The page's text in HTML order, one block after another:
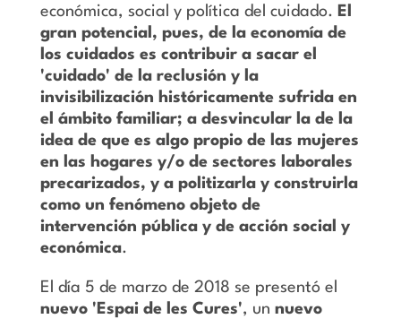
económica, social y política del cuidado. El
gran potencial, pues, de la economía de
los cuidados es contribuir a sacar el
'cuidado' de la reclusión y la
invisibilización históricamente sufrida en
el ámbito familiar; a desvincular la de la
idea de que es algo propio de las mujeres
en las hogares y/o de sectores laborales
precarizados, y a politizarla y construirla
como un fenómeno objeto de
intervención pública y de acción social y
económica.
El día 5 de marzo de 2018 se presentó el
nuevo 'Espai de les Cures', un nuevo